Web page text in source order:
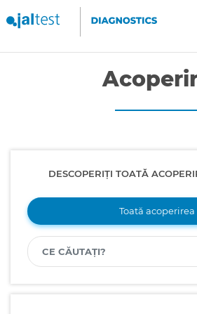
DESCOPERIȚI TOATĂ
Toată acoperirea